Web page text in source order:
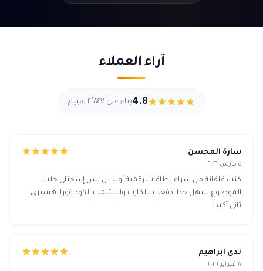
آراء العملاء
4.8بناء على ٢٬٨٤٧ تقييم
سارة المحسن
٥ مارس ٢٠٢٦
كنت قلقانة من شراء بطاقات رقمية أونلاين بس إشحنلي خلت
الموضوع سهل جدا. دفعت بالكارت واستلمت الكود فورا. هشتري
تاني أكيد!
ندى إبراهيم
٨ فبراير ٢٠٢٦